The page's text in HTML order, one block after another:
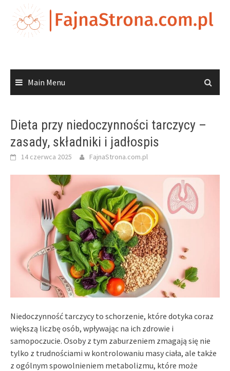
content
Main Menu
Dieta przy niedoczynności tarczycy –
zasady, składniki i jadłospis
14 czerwca 2025 FajnaStrona.com.pl
Niedoczynność tarczycy to schorzenie, które dotyka coraz
większą liczbę osób, wpływając na ich zdrowie i
samopoczucie. Osoby z tym zaburzeniem zmagają się nie
tylko z trudnościami w kontrolowaniu masy ciała, ale także
z ogólnym spowolnieniem metabolizmu, które może